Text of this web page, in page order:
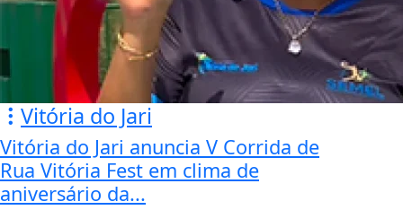
Vitória do Jari
Vitória do Jari anuncia V Corrida de
Rua Vitória Fest em clima de
aniversário da...